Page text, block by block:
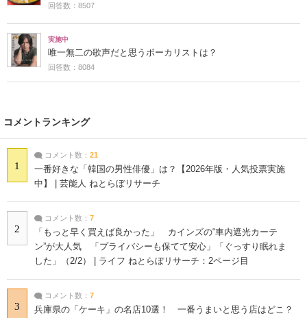
回答数：8507
実施中
唯一無二の歌声だと思うボーカリストは？
回答数：8084
コメントランキング
1
コメント数： 21
一番好きな「韓国の男性俳優」は？【2026年版・人気投票実施
中】 | 芸能人 ねとらぼリサーチ
2
コメント数： 7
「もっと早く買えば良かった」 カインズの“車内遮光カーテ
ン”が大人気 「プライバシーも保てて安心」「ぐっすり眠れま
した」（2/2） | ライフ ねとらぼリサーチ：2ページ目
3
コメント数： 7
兵庫県の「ケーキ」の名店10選！ 一番うまいと思う店はどこ？